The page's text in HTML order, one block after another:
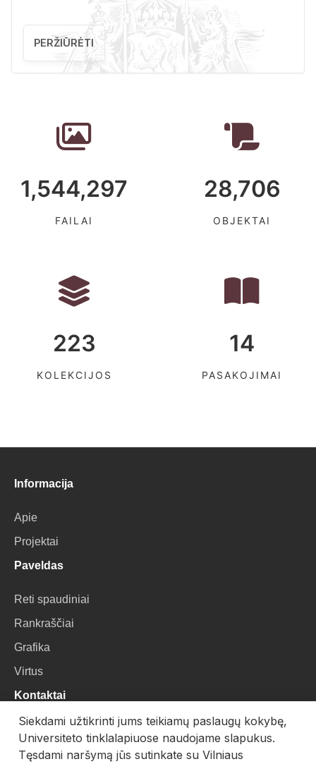
PERŽIŪRĖTI
1,544,297
FAILAI
28,706
OBJEKTAI
223
KOLEKCIJOS
14
PASAKOJIMAI
Informacija
Apie
Projektai
Paveldas
Reti spaudiniai
Rankraščiai
Grafika
Virtus
Kontaktai
VU Biblioteka
Universiteto g. 3, LT-01122, Vilnius
Siekdami užtikrinti jums teikiamų paslaugų kokybę,
Universiteto tinklalapiuose naudojame slapukus.
Tęsdami naršymą jūs sutinkate su Vilniaus